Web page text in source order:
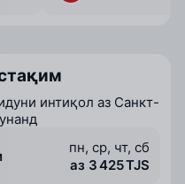
интиқол аз Санкт-
пн, ср, чт, сб
аз 3 425 TJS